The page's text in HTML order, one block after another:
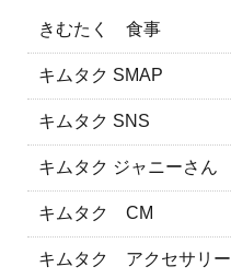
きむたく 食事
キムタク SMAP
キムタク SNS
キムタク ジャニーさん
キムタク CM
キムタク アクセサリー